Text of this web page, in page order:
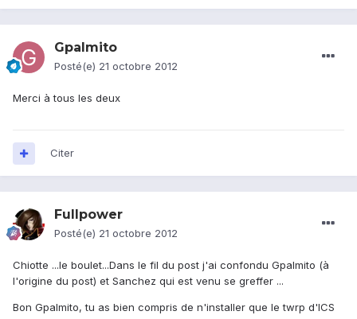
Gpalmito
Posté(e) 21 octobre 2012
Merci à tous les deux
Citer
Fullpower
Posté(e) 21 octobre 2012
Chiotte ...le boulet...Dans le fil du post j'ai confondu Gpalmito (à
l'origine du post) et Sanchez qui est venu se greffer ...
Bon Gpalmito, tu as bien compris de n'installer que le twrp d'ICS